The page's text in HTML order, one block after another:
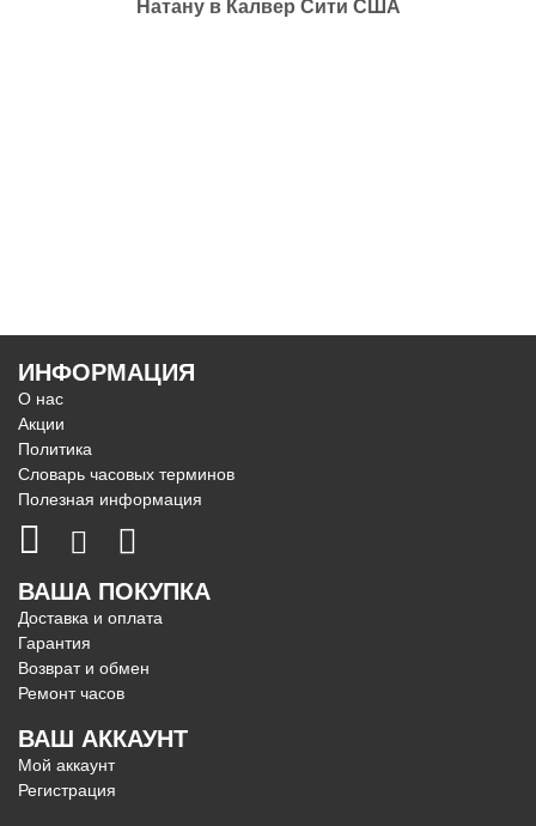
Натану в Калвер Сити США
ИНФОРМАЦИЯ
О нас
Акции
Политика
Словарь часовых терминов
Полезная информация
ВАША ПОКУПКА
Доставка и оплата
Гарантия
Возврат и обмен
Ремонт часов
ВАШ АККАУНТ
Мой аккаунт
Регистрация